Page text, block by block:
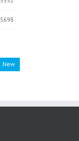
5698
New